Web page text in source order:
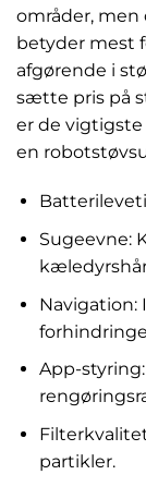
områder, men
betyder mest
afgørende i
sætte pris på
er de
en
Sugeevne:
App-
partikler.